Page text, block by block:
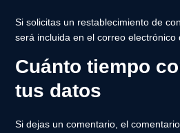
Si solicitas un restablecimiento de
será incluida en el correo electrónico
Cuánto tiempo
tus datos
Si dejas un comentario, el